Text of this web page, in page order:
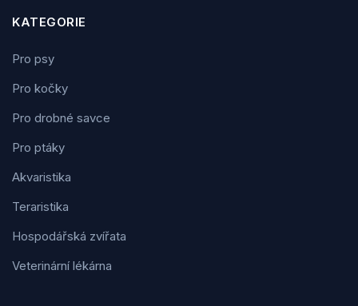
KATEGORIE
Pro psy
Pro kočky
Pro drobné savce
Pro ptáky
Akvaristika
Teraristika
Hospodářská zvířata
Veterinární lékárna